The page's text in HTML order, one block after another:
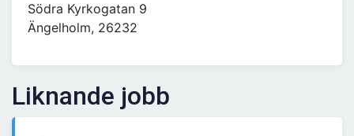
Södra Kyrkogatan 9
Ängelholm, 26232
Liknande jobb